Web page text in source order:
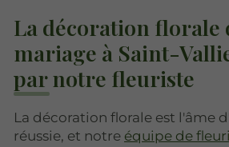
La décoration florale
mariage à Saint-
par notre fleuriste
La décoration florale est l'âme
réussie, et notre équipe de